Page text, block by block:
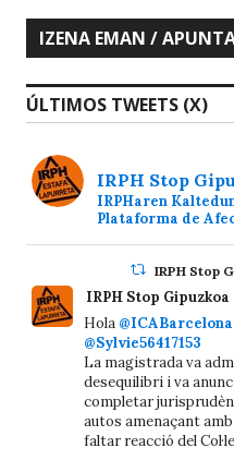
ÚLTIMOS TWEETS (X)
IRPH Stop
IRPHaren
Plataforma de
IRPH Stop
IRPH Stop Gipuzkoa
Hola @ICABarcelona
@Sylvie56417153
La magistrada va
desequilibri i va
completar
autos amenaçant
faltar reacció del